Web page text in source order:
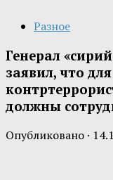
Разное
Генерал
заявил, что
должны
Опубликовано ·